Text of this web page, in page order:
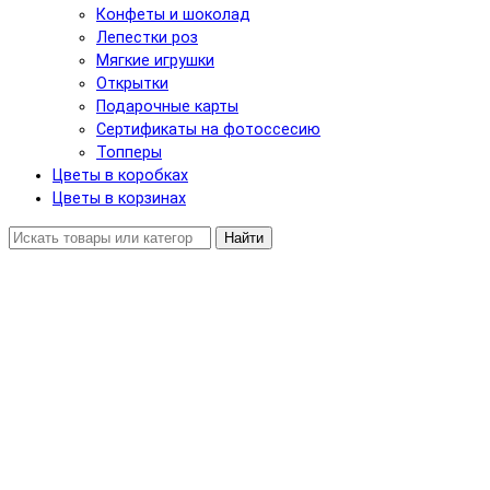
Конфеты и шоколад
Лепестки роз
Мягкие игрушки
Открытки
Подарочные карты
Сертификаты на фотоссесию
Топперы
Цветы в коробках
Цветы в корзинах
Найти